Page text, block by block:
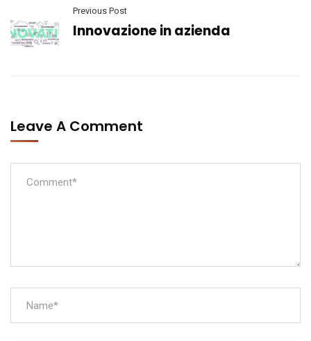
Previous Post
Innovazione in azienda
Leave A Comment